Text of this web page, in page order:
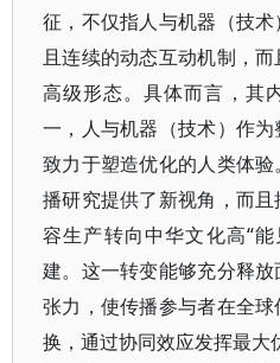
征，不仅指人与机器（技
且连续的动态互动机制，
高级形态。具体而言，其
一，人与机器（技术）作
致力于塑造优化的人类体
播研究提供了新视角，而
容生产转向中华文化高“
建。这一转变能够充分释
张力，使传播参与者在全
换，通过协同效应发挥最大